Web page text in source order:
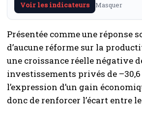
Voir les indicateurs Masquer
Présentée comme une réponse
d’aucune réforme sur la
une croissance réelle négative
investissements privés de –30,6
l’expression d’un gain
donc de renforcer l’écart entre